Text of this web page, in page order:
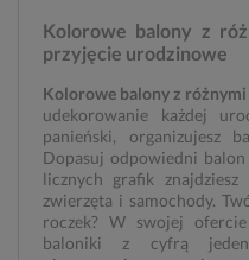
Kolorowe balony z
przyjęcie urodzinowe
Kolorowe balony z
udekorowanie każdej
panieński, organizujesz
Dopasuj odpowiedni
licznych grafik
zwierzęta i samochody.
roczek? W swojej
baloniki z cyfrą